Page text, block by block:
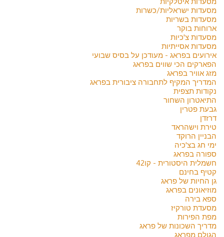
מסעדות ישראליות/כשרות
מסעדות בשריות
ארוחות בוקר
מסעדות צ'כיות
מסעדות אסייתיות
אירועים בפראג - מעודכן על בסיס שבועי
הפארקים הכי שווים בפראג
מזג אוויר בפראג
המדריך המקיף לתחבורה ציבורית בפראג
נקודות תצפית
התיאטרון השחור
גבעת פטרין
דרזדן
טירת וישהראד
הבניין הרוקד
ימי חג בצ'כיה
ספורה בפראג
חשמלית היסטורית - קו42
קטיף בחינם
גן החיות של פראג
מוזיאונים בפראג
ספא בירה
מסעדת טורקיז
מפת הפירות
מדריך השכונות של פראג
הגולם מפראג